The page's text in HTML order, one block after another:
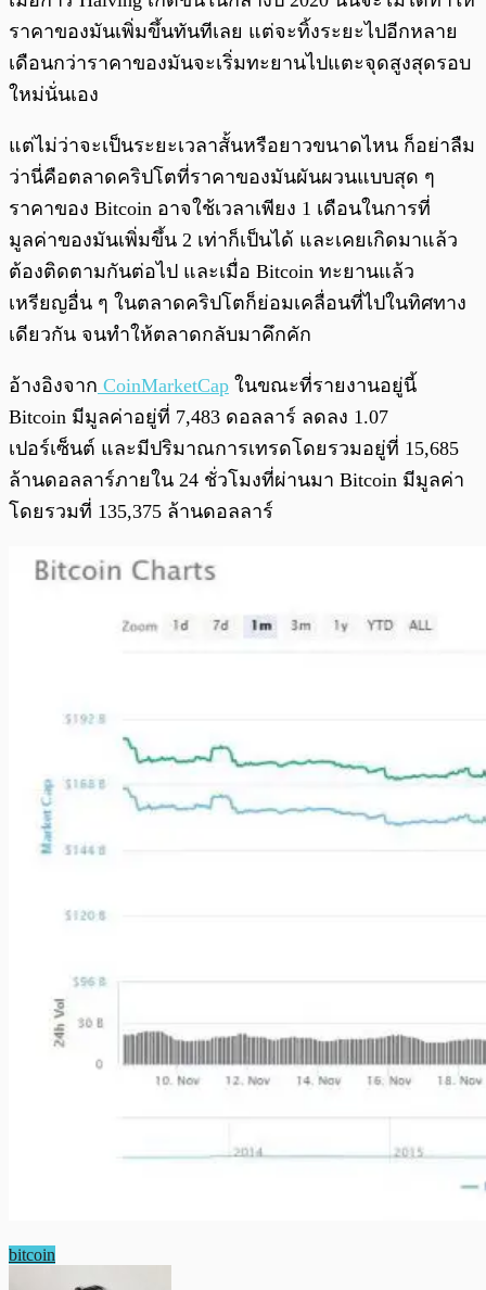
ราคาของมันเพิ่มขึ้นทันทีเลย แต่จะทิ้งระยะไปอีกหลาย
เดือนกว่าราคาของมันจะเริ่มทะยานไปแตะจุดสูงสุดรอบ
ใหม่นั่นเอง
แต่ไม่ว่าจะเป็นระยะเวลาสั้นหรือยาวขนาดไหน ก็อย่าลืม
ว่านี่คือตลาดคริปโตที่ราคาของมันผันผวนแบบสุด ๆ
ราคาของ Bitcoin อาจใช้เวลาเพียง 1 เดือนในการที่
มูลค่าของมันเพิ่มขึ้น 2 เท่าก็เป็นได้ และเคยเกิดมาแล้ว
ต้องติดตามกันต่อไป และเมื่อ Bitcoin ทะยานแล้ว
เหรียญอื่น ๆ ในตลาดคริปโตก็ย่อมเคลื่อนที่ไปในทิศทาง
เดียวกัน จนทำให้ตลาดกลับมาคึกคัก
อ้างอิงจาก CoinMarketCap ในขณะที่รายงานอยู่นี้
Bitcoin มีมูลค่าอยู่ที่ 7,483 ดอลลาร์ ลดลง 1.07
เปอร์เซ็นต์ และมีปริมาณการเทรดโดยรวมอยู่ที่ 15,685
ล้านดอลลาร์ภายใน 24 ชั่วโมงที่ผ่านมา Bitcoin มีมูลค่า
โดยรวมที่ 135,375 ล้านดอลลาร์
bitcoin